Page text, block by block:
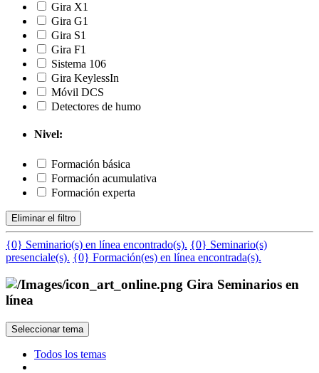
Gira X1
Gira G1
Gira S1
Gira F1
Sistema 106
Gira KeylessIn
Móvil DCS
Detectores de humo
Nivel:
Formación básica
Formación acumulativa
Formación experta
Eliminar el filtro
{0} Seminario(s) en línea encontrado(s). {0} Seminario(s)
presenciale(s). {0} Formación(es) en línea encontrada(s).
Gira Seminarios en
línea
Seleccionar tema
Todos los temas